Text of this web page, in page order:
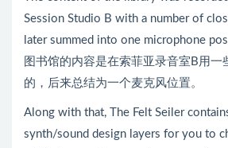
Session Studio B with a number of
later summed into one microphone
图书馆的内容是在索菲亚录音室B用一
的，后来总结为一个麦克风位置。
Along with that, The Felt Seiler
synth/sound design layers for you to